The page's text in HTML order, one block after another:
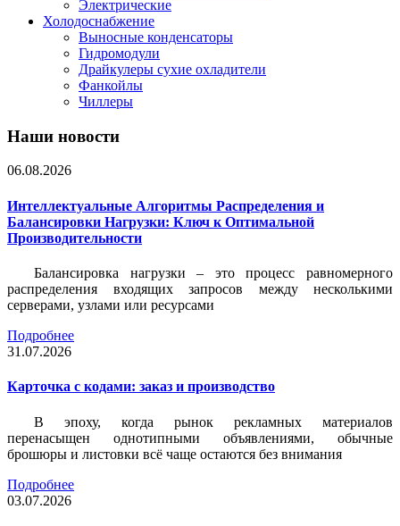
Электрические
Холодоснабжение
Выносные конденсаторы
Гидромодули
Драйкулеры сухие охладители
Фанкойлы
Чиллеры
Наши новости
06.08.2026
Интеллектуальные Алгоритмы Распределения и
Балансировки Нагрузки: Ключ к Оптимальной
Производительности
Балансировка нагрузки – это процесс равномерного
распределения входящих запросов между несколькими
серверами, узлами или ресурсами
Подробнее
31.07.2026
Карточка c кодами: заказ и производство
В эпоху, когда рынок рекламных материалов
перенасыщен однотипными объявлениями, обычные
брошюры и листовки всё чаще остаются без внимания
Подробнее
03.07.2026